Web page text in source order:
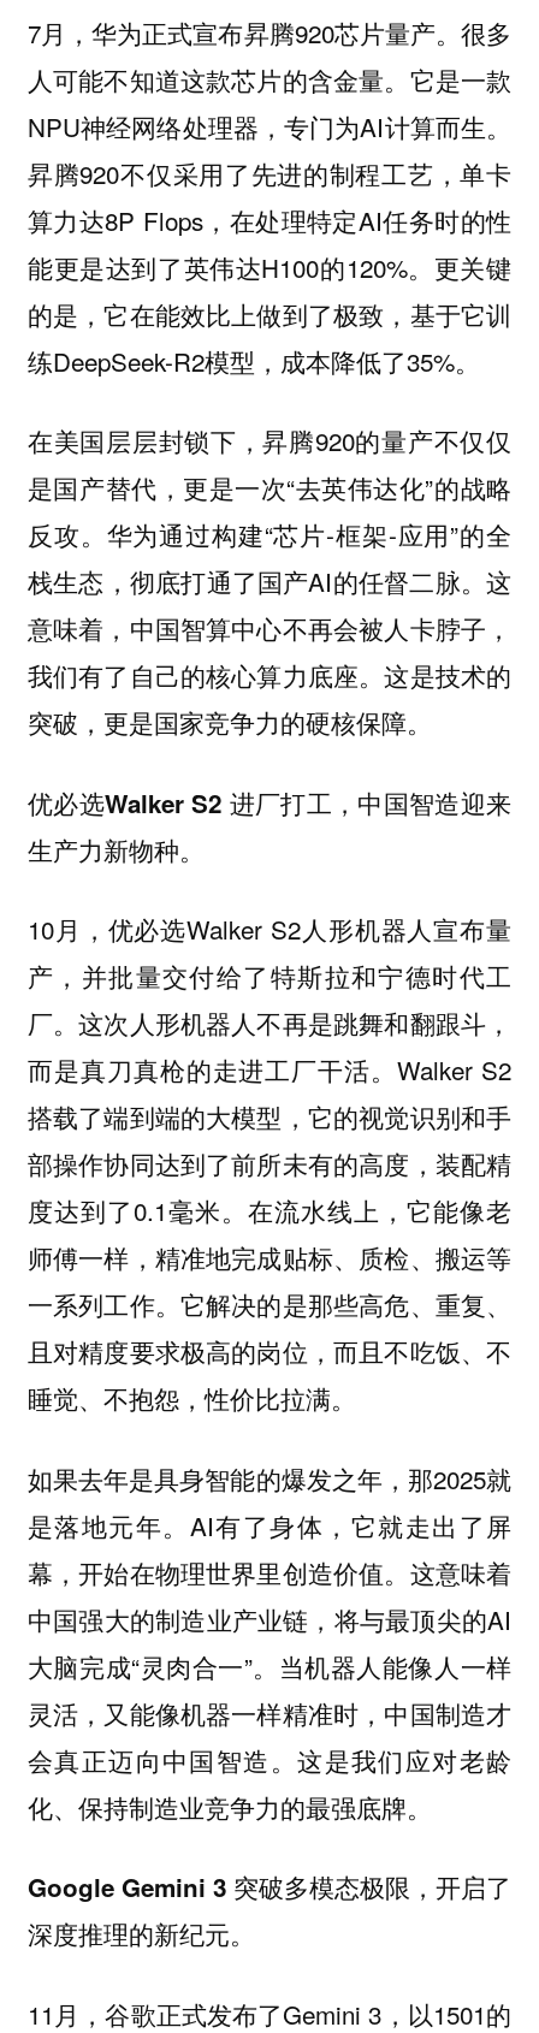
7月，华为正式宣布昇腾920芯片量产。很多
人可能不知道这款芯片的含金量。它是一款
NPU神经网络处理器，专门为AI计算而生。
昇腾920不仅采用了先进的制程工艺，单卡
算力达8P Flops，在处理特定AI任务时的性
能更是达到了英伟达H100的120%。更关键
的是，它在能效比上做到了极致，基于它训
练DeepSeek-R2模型，成本降低了35%。
在美国层层封锁下，昇腾920的量产不仅仅
是国产替代，更是一次“去英伟达化”的战略
反攻。华为通过构建“芯片-框架-应用”的全
栈生态，彻底打通了国产AI的任督二脉。这
意味着，中国智算中心不再会被人卡脖子，
我们有了自己的核心算力底座。这是技术的
突破，更是国家竞争力的硬核保障。
优必选Walker S2 进厂打工，中国智造迎来
生产力新物种。
10月，优必选Walker S2人形机器人宣布量
产，并批量交付给了特斯拉和宁德时代工
厂。这次人形机器人不再是跳舞和翻跟斗，
而是真刀真枪的走进工厂干活。Walker S2
搭载了端到端的大模型，它的视觉识别和手
部操作协同达到了前所未有的高度，装配精
度达到了0.1毫米。在流水线上，它能像老
师傅一样，精准地完成贴标、质检、搬运等
一系列工作。它解决的是那些高危、重复、
且对精度要求极高的岗位，而且不吃饭、不
睡觉、不抱怨，性价比拉满。
如果去年是具身智能的爆发之年，那2025就
是落地元年。AI有了身体，它就走出了屏
幕，开始在物理世界里创造价值。这意味着
中国强大的制造业产业链，将与最顶尖的AI
大脑完成“灵肉合一”。当机器人能像人一样
灵活，又能像机器一样精准时，中国制造才
会真正迈向中国智造。这是我们应对老龄
化、保持制造业竞争力的最强底牌。
Google Gemini 3 突破多模态极限，开启了
深度推理的新纪元。
11月，谷歌正式发布了Gemini 3，以1501的